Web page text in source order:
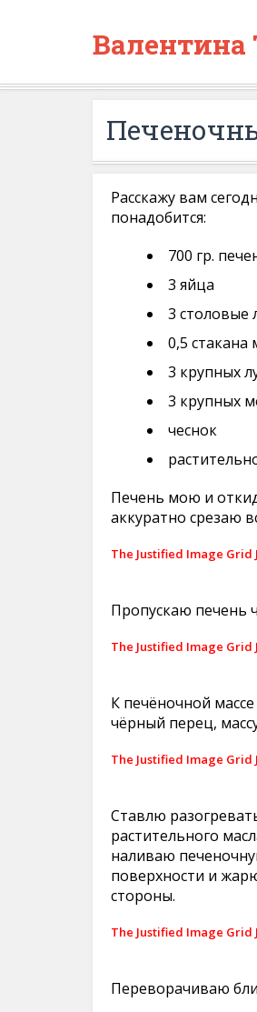
Расскажу вам
понадобится:
700 гр.
3 яйца
3 столовые
0,5 стакана
3 крупных
3 крупных
чеснок
Печень мою и
аккуратно срезаю
The Justified Image
Пропускаю печень
The Justified Image
К печёночной
чёрный перец,
The Justified Image
Ставлю
растительного
наливаю
поверхности и
стороны.
The Justified Image
Переворачиваю